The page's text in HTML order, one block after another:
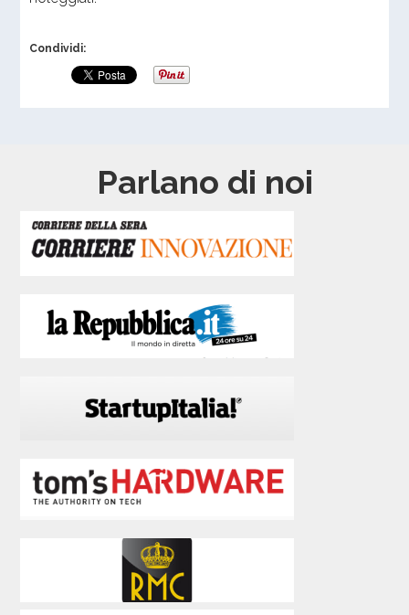
Condividi:
Parlano di noi